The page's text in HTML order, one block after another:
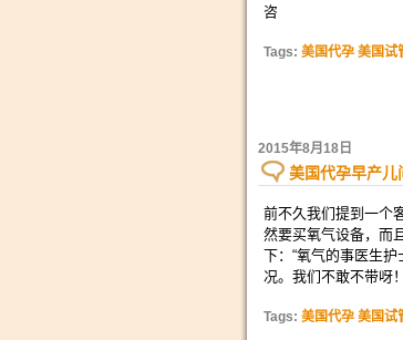
咨
Tags: 美国代孕 美国试
2015年8月18日
美国代孕早产儿
前不久我们提到一个
然要买氧气设备，而
下：“氧气的事医生
况。我们不敢不带呀
Tags: 美国代孕 美国试